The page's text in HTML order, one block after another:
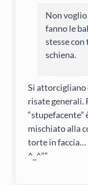
Non
fanno le
stesse
schiena.
Si attorcigliano
risate generali.
“stupefacente”
mischiato alla
torte in faccia…
^_^””